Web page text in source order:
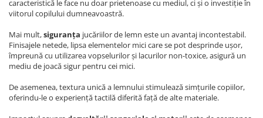
caracteristică le face nu doar prietenoase cu mediul, ci și o investiție în
viitorul copilului dumneavoastră.
Mai mult,siguranța jucăriilor de lemn este un avantaj incontestabil.
Finisajele netede, lipsa elementelor mici care se pot desprinde ușor,
împreună cu utilizarea vopselurilor și lacurilor non-toxice, asigură un
mediu de joacă sigur pentru cei mici.
De asemenea, textura unică a lemnului stimulează simțurile copiilor,
oferindu-le o experiență tactilă diferită față de alte materiale.